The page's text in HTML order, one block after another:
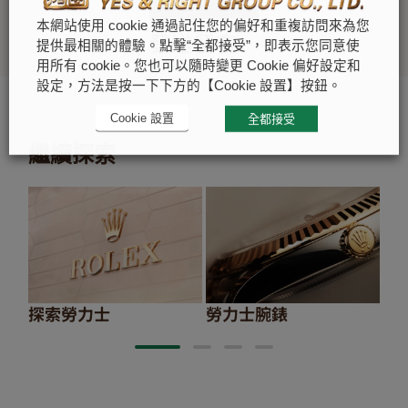
發送留言
聯絡我們
繼續探索
探索勞力士 勞力士腕錶
本網站使用 cookie 通過記住您的偏好和重複訪問來為您
提供最相關的體驗。點擊“全都接受”，即表示您同意使
用所有 cookie。您也可以隨時變更 Cookie 偏好設定和
設定，方法是按一下下方的【Cookie 設置】按鈕。
Cookie 設置 全都接受